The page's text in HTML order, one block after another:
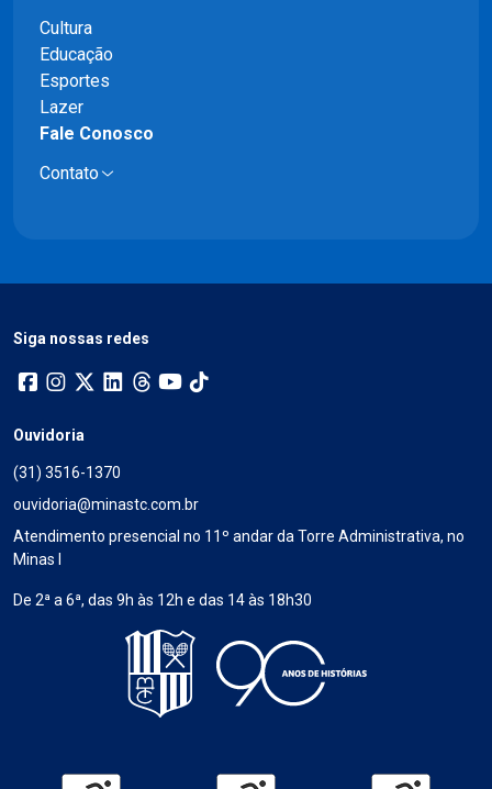
Cultura
Educação
Esportes
Lazer
Fale Conosco
Contato
Siga nossas redes
Ouvidoria
(31) 3516-1370
ouvidoria@minastc.com.br
Atendimento presencial no 11º andar da Torre Administrativa, no
Minas I
De 2ª a 6ª, das 9h às 12h e das 14 às 18h30